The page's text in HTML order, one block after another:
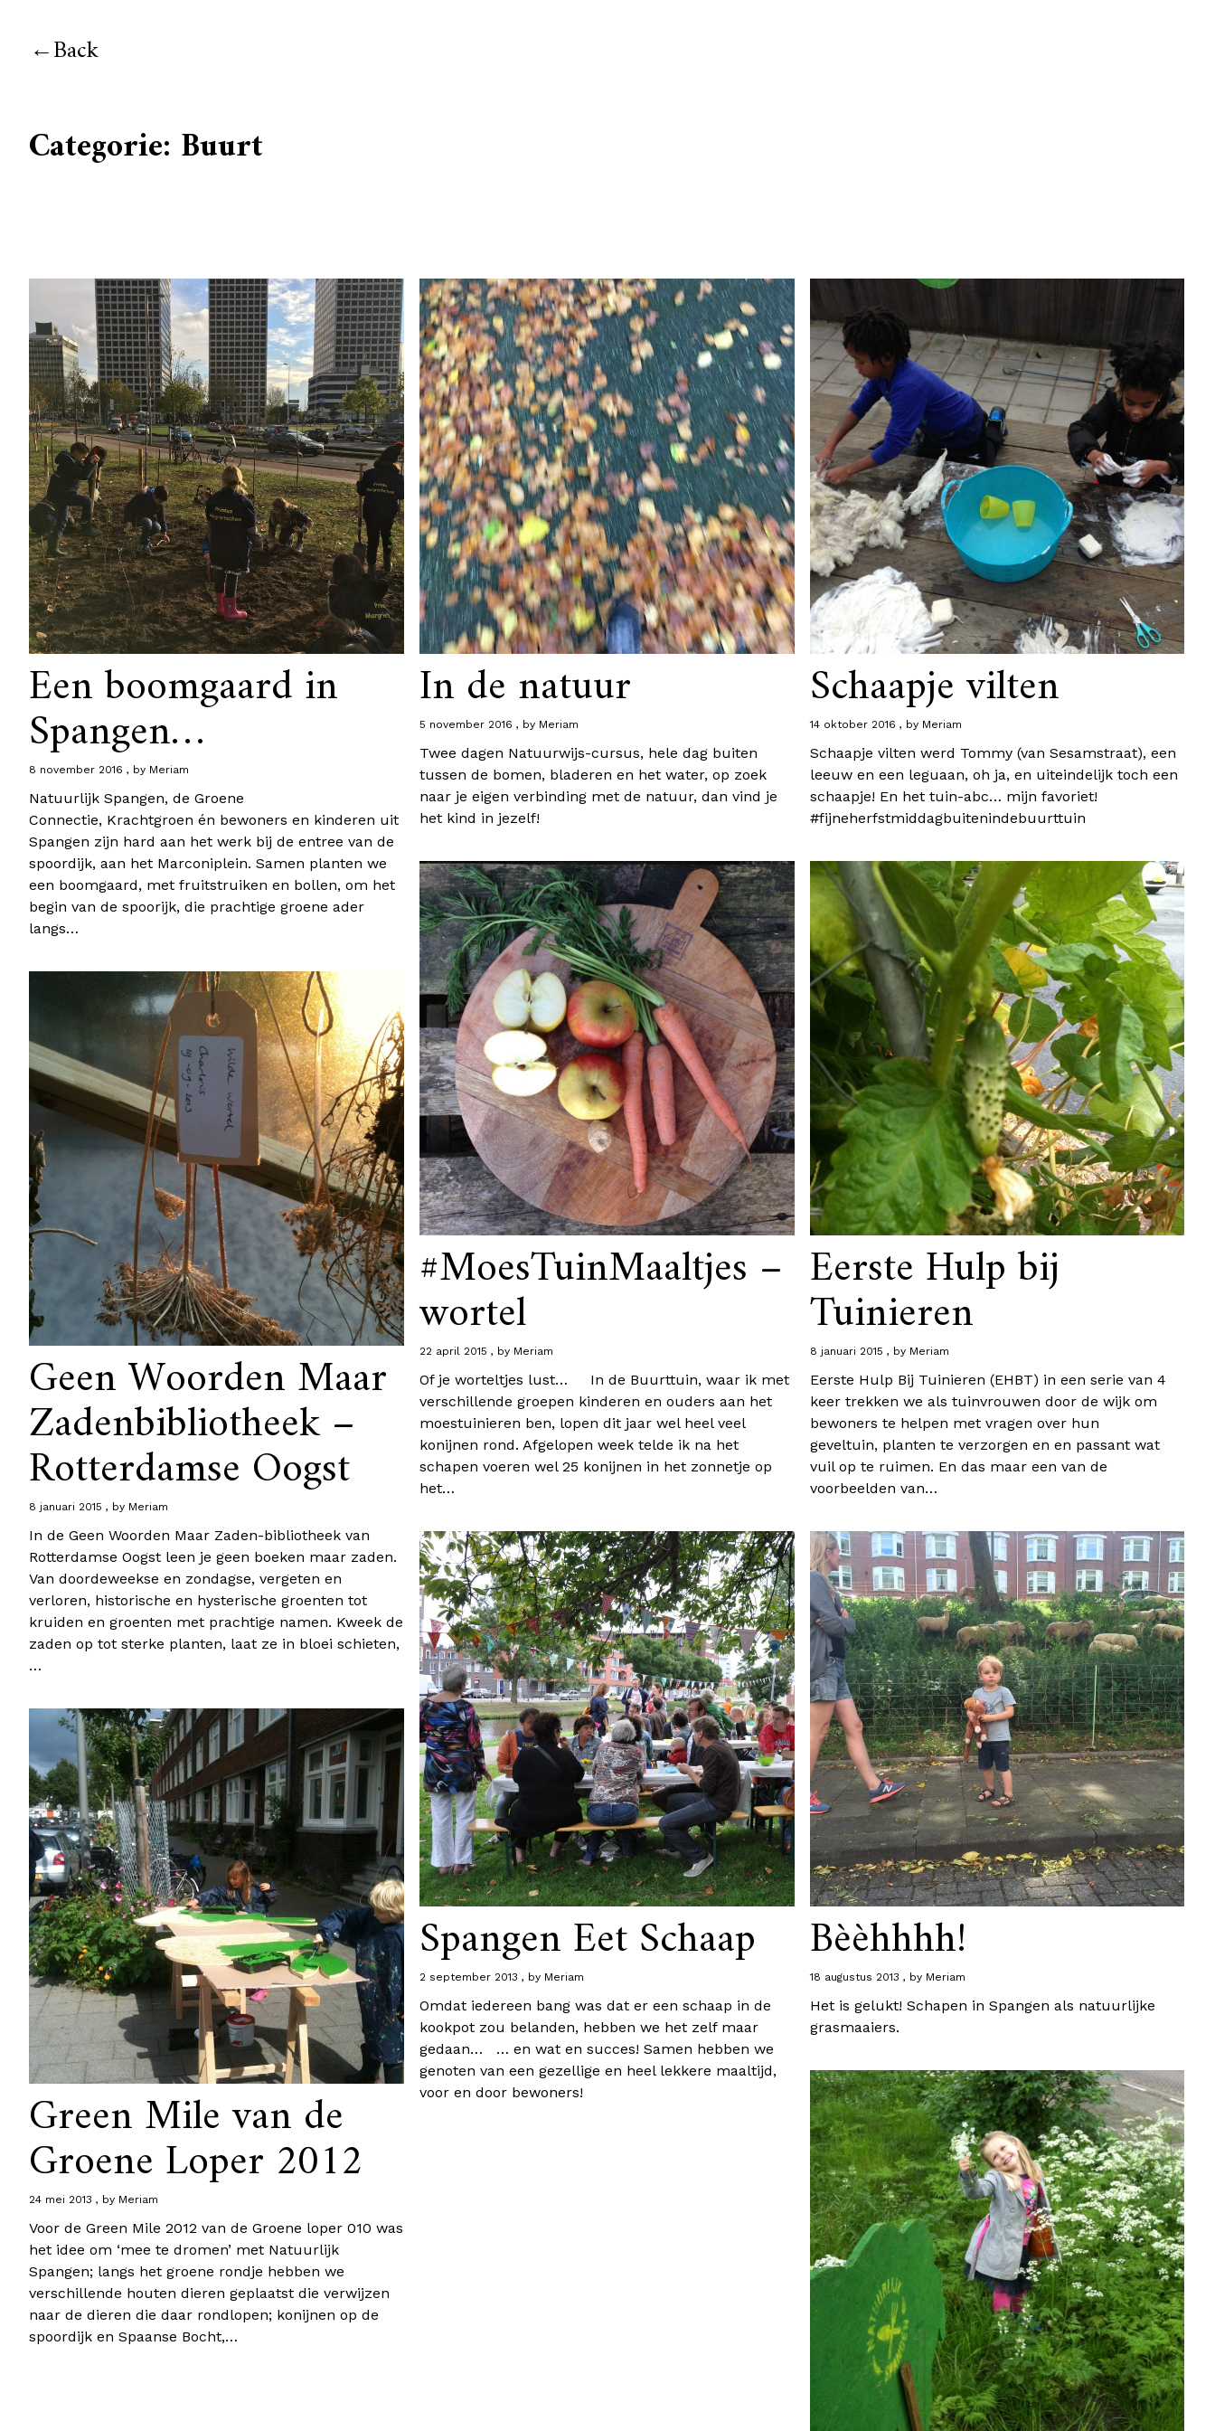
Back
Categorie: Buurt
Een boomgaard in
Spangen…
8 november 2016 by Meriam
Natuurlijk Spangen, de Groene
Connectie, Krachtgroen én bewoners en kinderen uit
Spangen zijn hard aan het werk bij de entree van de
spoordijk, aan het Marconiplein. Samen planten we
een boomgaard, met fruitstruiken en bollen, om het
begin van de spoorijk, die prachtige groene ader
langs…
In de natuur
5 november 2016 by Meriam
Twee dagen Natuurwijs-cursus, hele dag buiten
tussen de bomen, bladeren en het water, op zoek
naar je eigen verbinding met de natuur, dan vind je
het kind in jezelf!
Schaapje vilten
14 oktober 2016 by Meriam
Schaapje vilten werd Tommy (van Sesamstraat), een
leeuw en een leguaan, oh ja, en uiteindelijk toch een
schaapje! En het tuin-abc… mijn favoriet!
#fijneherfstmiddagbuitenindebuurttuin
#MoesTuinMaaltjes –
wortel
22 april 2015 by Meriam
Of je worteltjes lust… In de Buurttuin, waar ik met
verschillende groepen kinderen en ouders aan het
moestuinieren ben, lopen dit jaar wel heel veel
konijnen rond. Afgelopen week telde ik na het
schapen voeren wel 25 konijnen in het zonnetje op
het…
Eerste Hulp bij
Tuinieren
8 januari 2015 by Meriam
Eerste Hulp Bij Tuinieren (EHBT) in een serie van 4
keer trekken we als tuinvrouwen door de wijk om
bewoners te helpen met vragen over hun
geveltuin, planten te verzorgen en en passant wat
vuil op te ruimen. En das maar een van de
voorbeelden van…
Geen Woorden Maar
Zadenbibliotheek –
Rotterdamse Oogst
8 januari 2015 by Meriam
In de Geen Woorden Maar Zaden-bibliotheek van
Rotterdamse Oogst leen je geen boeken maar zaden.
Van doordeweekse en zondagse, vergeten en
verloren, historische en hysterische groenten tot
kruiden en groenten met prachtige namen. Kweek de
zaden op tot sterke planten, laat ze in bloei schieten,
…
Spangen Eet Schaap
2 september 2013 by Meriam
Omdat iedereen bang was dat er een schaap in de
kookpot zou belanden, hebben we het zelf maar
gedaan… … en wat en succes! Samen hebben we
genoten van een gezellige en heel lekkere maaltijd,
voor en door bewoners!
Bèèhhhh!
18 augustus 2013 by Meriam
Het is gelukt! Schapen in Spangen als natuurlijke
grasmaaiers.
Green Mile van de
Groene Loper 2012
24 mei 2013 by Meriam
Voor de Green Mile 2012 van de Groene loper 010 was
het idee om ‘mee te dromen’ met Natuurlijk
Spangen; langs het groene rondje hebben we
verschillende houten dieren geplaatst die verwijzen
naar de dieren die daar rondlopen; konijnen op de
spoordijk en Spaanse Bocht,…